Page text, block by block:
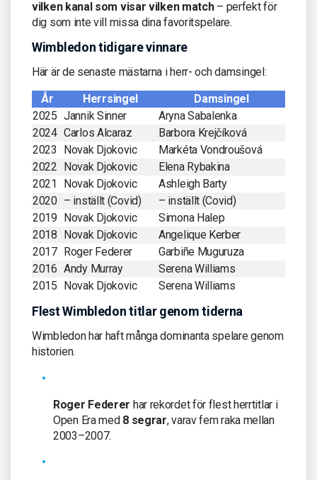
vilken kanal som visar vilken match– perfekt för
dig som inte vill missa dina favoritspelare.
Wimbledon tidigare vinnare
Här är de senaste mästarna i herr- och damsingel:
År
Herrsingel
Damsingel
2025 Jannik Sinner
Aryna Sabalenka
2024 Carlos Alcaraz
Barbora Krejčíková
2023
Novak Djokovic
Markéta Vondroušová
2022
Novak Djokovic
Elena Rybakina
2021
Novak Djokovic
Ashleigh Barty
2020 – inställt (Covid)
– inställt (Covid)
2019
Novak Djokovic
Simona Halep
2018
Novak Djokovic
Angelique Kerber
2017
Roger Federer
Garbiñe Muguruza
2016 Andy Murray
Serena Williams
2015
Novak Djokovic Serena Williams
Flest Wimbledon titlar genom tiderna
Wimbledon har haft många dominanta spelare genom
historien.
Roger Federer har rekordet för flest herrtitlar i
Open Era med 8 segrar, varav fem raka mellan
2003–2007.